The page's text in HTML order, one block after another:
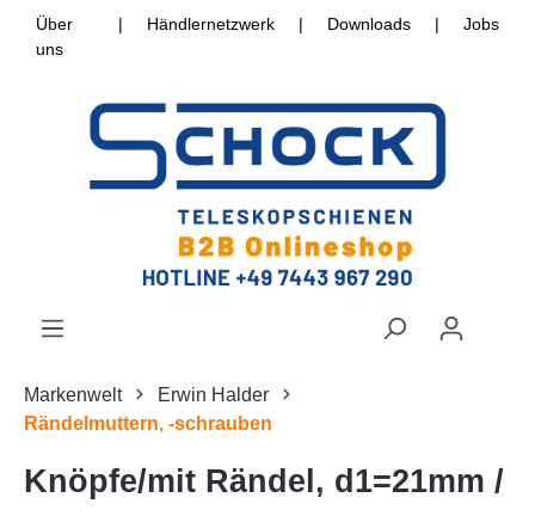
Über
uns
| Händlernetzwerk | Downloads | Jobs
Markenwelt
Erwin Halder
Rändelmuttern, -schrauben
Knöpfe/mit Rändel, d1=21mm /